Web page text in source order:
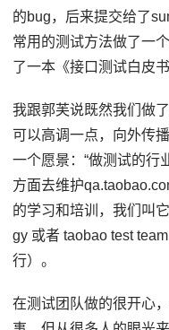
的bug，后来提交给了
常用的测试方法做了一
了一本《接口测试白皮书
我跟郭芙说既然我们做
可以高调一点，向外传
一个愿景：“做测试的行
方面去维护
的学习和培训，我们叫
gy 或者 taobao test
行）。
在测试团队做的很开心